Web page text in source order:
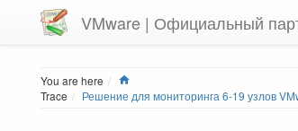
VMware | Официальный
You are here
Trace
Решение для мониторинга 6-19 узлов